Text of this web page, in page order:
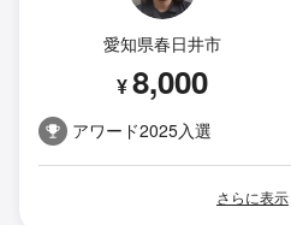
愛知県春日井市
¥8,000
アワード2025入選
さらに表示